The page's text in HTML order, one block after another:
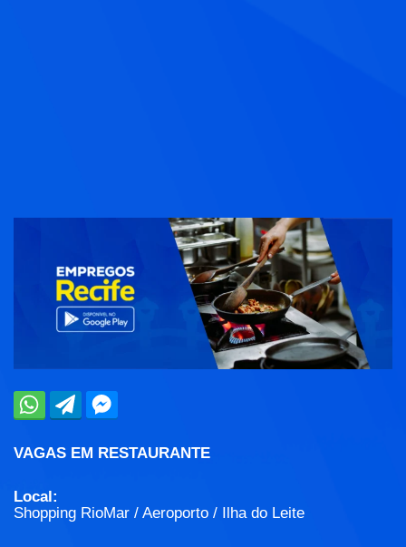
VAGAS EM RESTAURANTE
Local:
Shopping RioMar / Aeroporto / Ilha do Leite